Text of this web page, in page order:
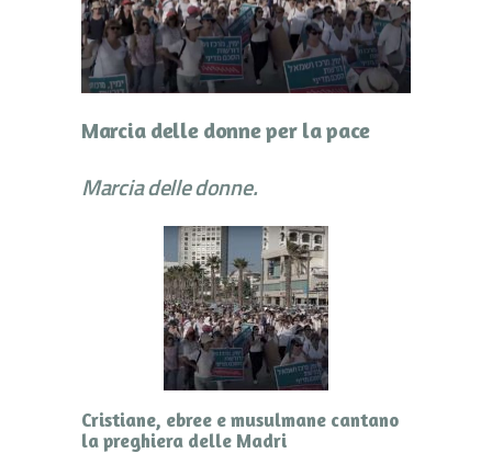
Marcia delle donne per la pace
Marcia delle donne.
Cristiane, ebree e musulmane cantano
la preghiera delle Madri